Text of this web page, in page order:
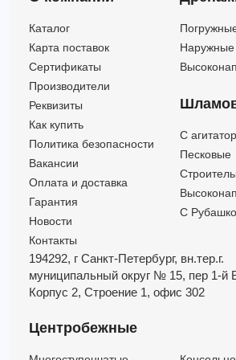
SMM200-150-315-75/4
SMM200-150-400-110/4
SMM200-150-400-45/4
SMM200-150-400-55/4
SMM200-150-400-75/4
SMM200-150-400-90/4
Каталог
Карта поставок
Сертификаты
Производители
Реквизиты
Как купить
Политика безопасности
Вакансии
Оплата и доставка
Гарантия
Новости
Контакты
Наружные
C
Песковые
С
194292, г Санкт-Петербург, вн.тер.г.
муниципальный округ № 15, пер 1-й
Корпус 2, Строение 1, офис 302
Центробежные